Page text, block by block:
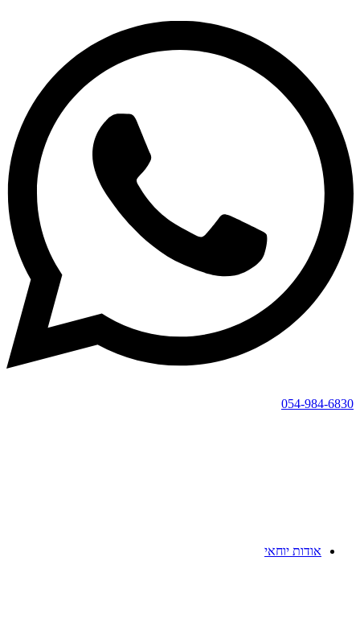
054-984-6830
אודות יוחאי